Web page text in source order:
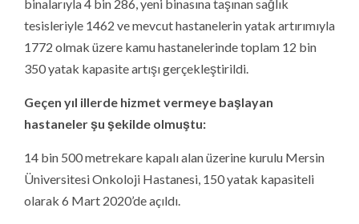
binalarıyla 4 bin 286, yeni binasına taşınan sağlık
tesisleriyle 1462 ve mevcut hastanelerin yatak artırımıyla
1772 olmak üzere kamu hastanelerinde toplam 12 bin
350 yatak kapasite artışı gerçekleştirildi.
Geçen yıl illerde hizmet vermeye başlayan
hastaneler şu şekilde olmuştu:
14 bin 500 metrekare kapalı alan üzerine kurulu Mersin
Üniversitesi Onkoloji Hastanesi, 150 yatak kapasiteli
olarak 6 Mart 2020’de açıldı.